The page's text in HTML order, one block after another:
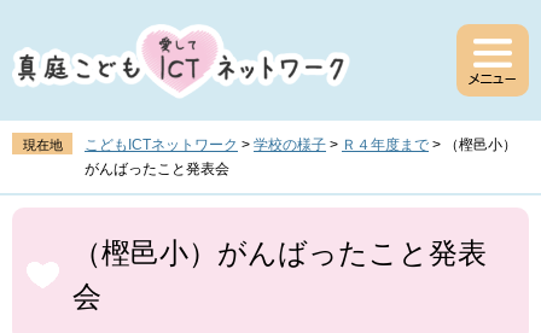
ジ
の
頭
す
。
ュ
ー
飛
し
て
現在地 こどもICTネットワーク > 学校の様子 > Ｒ４年度まで >
（樫邑小）
がんばったこと発表会
本
（樫邑小）がんばったこと発表
会